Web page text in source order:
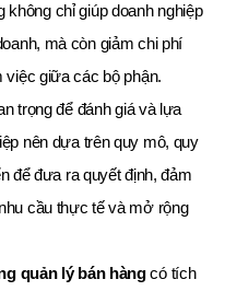
không chỉ giúp doanh nghiệp
mà còn giảm chi phí
việc giữa các bộ phận.
trọng để đánh giá và lựa
nên dựa trên quy mô, quy
để đưa ra quyết định, đảm
cầu thực tế và mở rộng
quản lý bán hàngcó tích